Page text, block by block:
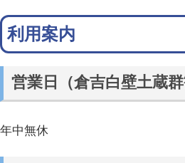
利用案内
営業日（倉吉白壁土蔵群
年中無休